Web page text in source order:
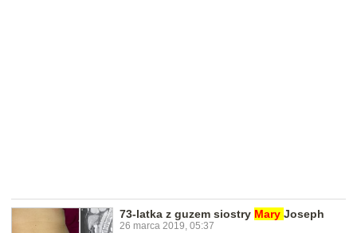
73-latka z guzem siostry Mary Joseph
26 marca 2019, 05:37